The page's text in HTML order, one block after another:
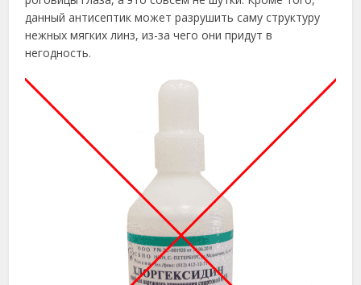
данный антисептик может разрушить саму структуру
нежных мягких линз, из-за чего они придут в
негодность.